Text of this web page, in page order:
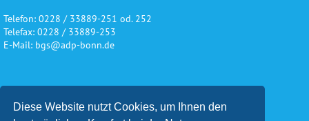
Diese Website nutzt Cookies, um Ihnen den
Telefon: 0228 / 33889-251 od. 252
Telefax: 0228 / 33889-253
E-Mail: bgs@adp-bonn.de
Wir danken für die freundliche
Unterstützung und Förderung